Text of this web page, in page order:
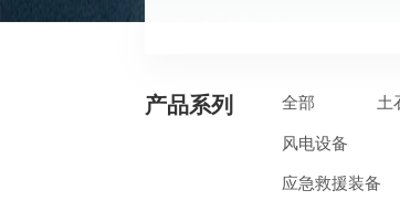
产品系列 全部 土
风电设备
应急救援装备